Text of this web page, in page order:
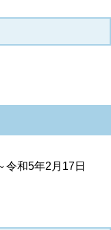
和5年2月17日